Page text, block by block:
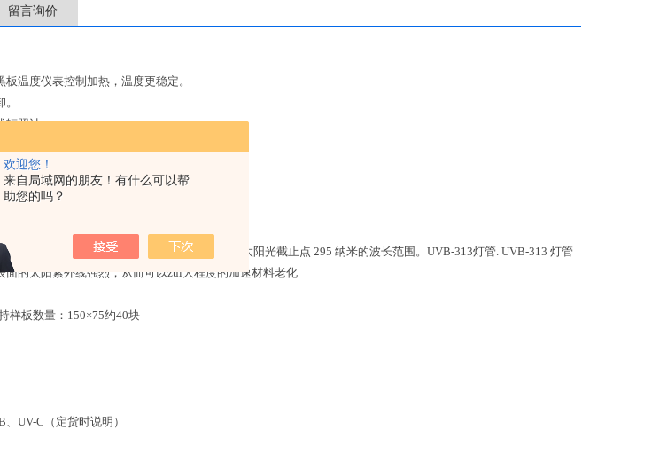
欢迎您！
来自局域网的朋友！有什么可以帮
助您的吗？
留言询价
温度仪表控制加热，温度更稳定。
辐照计。
制。
制的时间可在一千小时内任意设置。
灯管可供选择。
模拟太阳光中的短波紫外光，即从365 纳米到太阳光截止点 295 纳米的波长范围。UVB-313灯管. UVB-313 灯管
的太阳紫外线强烈，从而可以zui大程度的加速材料老化
样板数量：150×75约40块
UV-C（定货时说明）